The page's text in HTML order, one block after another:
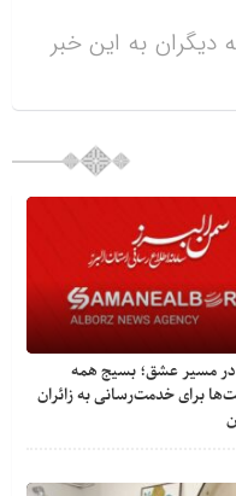
دیگران به این خبر
در مسیر عشق؛ بسیج همه
برای خدمت‌رسانی به زائران